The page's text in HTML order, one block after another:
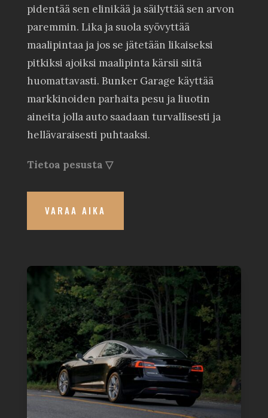
pidentää sen elinikää ja säilyttää sen arvon
paremmin. Lika ja suola syövyttää
maalipintaa ja jos se jätetään likaiseksi
pitkiksi ajoiksi maalipinta kärsii siitä
huomattavasti. Bunker Garage käyttää
markkinoiden parhaita pesu ja liuotin
aineita jolla auto saadaan turvallisesti ja
hellävaraisesti puhtaaksi.
Tietoa pesusta ▽
VARAA AIKA